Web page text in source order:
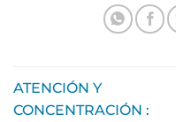
ATENCIÓN Y
CONCENTRACIÓN :